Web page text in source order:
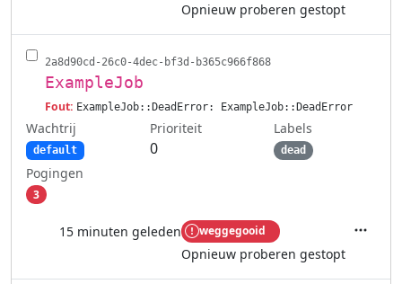
Opnieuw proberen gestopt
2a8d90cd-26c0-4dec-bf3d-b365c966f868
ExampleJob
Fout: ExampleJob::DeadError: ExampleJob::DeadError
Wachtrij
default
Prioriteit
0
Labels
dead
Pogingen
3
15 minuten geleden weggegooid
Opnieuw proberen gestopt